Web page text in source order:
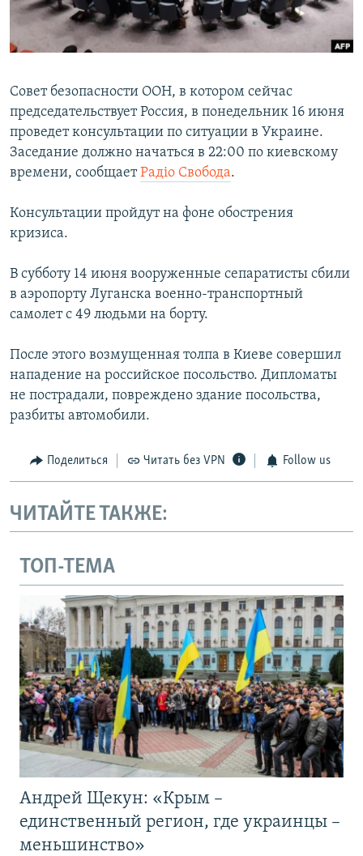
ПОБЕДИТЕЛЕЙ НЕ СУДЯТ?
КРЫМ.НЕПОКОРЕННЫЙ
ПРИСОЕДИНЯЙТЕСЬ!
Все сайты RFE/RL
Совет безопасности ООН, в котором сейчас
председательствует Россия, в понедельник 16 июня
проведет консультации по ситуации в Украине.
Заседание должно начаться в 22:00 по киевскому
времени, сообщаетРадіо Свобода.
Консультации пройдут на фоне обострения
кризиса.
В субботу 14 июня вооруженные сепаратисты сбили
в аэропорту Луганска военно-транспортный
самолет с 49 людьми на борту.
После этого возмущенная толпа в Киеве совершил
нападение на российское посольство. Дипломаты
не пострадали, повреждено здание посольства,
разбиты автомобили.
Поделиться Читать без VPN Follow us
ЧИТАЙТЕ ТАКЖЕ:
ТОП-ТЕМА
Андрей Щекун: «Крым –
единственный регион, где украинцы –
меньшинство»